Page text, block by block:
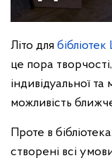
Літо для
це пора творчості,
індивідуальної
можливість
Проте в
створені всі